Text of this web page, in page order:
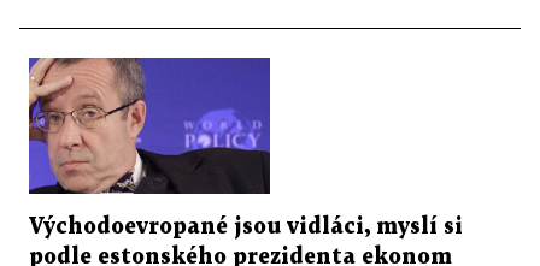
Východoevropané jsou vidláci, myslí si
podle estonského prezidenta ekonom